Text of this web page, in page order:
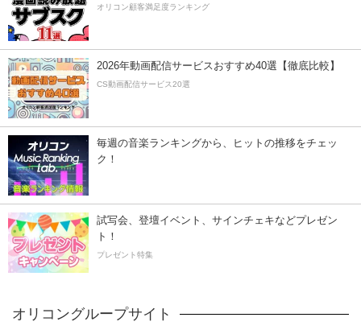
オリコン顧客満足度ランキング
2026年動画配信サービスおすすめ40選【徹底比較】
CS動画配信サービス20選
毎週の音楽ランキングから、ヒットの推移をチェッ
ク！
試写会、登壇イベント、サインチェキなどプレゼン
ト！
プレゼント特集
オリコングループサイト